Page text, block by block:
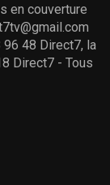
en couverture
48 Direct7, la
Direct7 - Tous